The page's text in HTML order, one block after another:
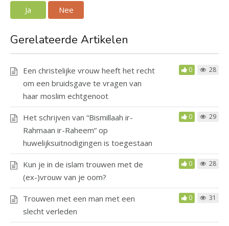
Ja Nee
Gerelateerde Artikelen
Een christelijke vrouw heeft het recht
om een bruidsgave te vragen van
haar moslim echtgenoot
0 28
Het schrijven van “Bismillaah ir-
Rahmaan ir-Raheem” op
huwelijksuitnodigingen is toegestaan
0 29
Kun je in de islam trouwen met de
(ex-)vrouw van je oom?
0 28
Trouwen met een man met een
slecht verleden
0 31